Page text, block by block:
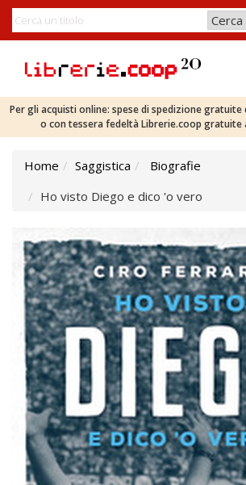
Per gli acquisti online: spese di spedizione gratuite
o con tessera fedeltà Librerie.coop gratuite
Home Saggistica
Biografie
Ho visto Diego e dico 'o vero